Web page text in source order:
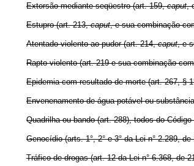
Extorsão mediante seqüestro (art. 159,caput,
Estupro (art. 213,caput, e sua combinação
Atentado violento ao pudor (art. 214,caput, e
Rapto violento (art. 219 e sua combinação
Epidemia com resultado de morte (art. 267, §
Envenenamento de água potável ou
Quadrilha ou bando (art. 288), todos do Código
Genocídio (arts. 1°, 2° e 3° da Lei n° 2.289,
Tráfico de drogas (art. 12 da Lei n° 6.368, de